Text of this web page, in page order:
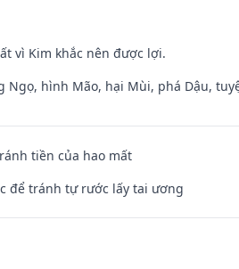
vì Kim khắc nên được lợi.
hình Mão, hại Mùi, phá Dậu,
tiền của hao mất
để tránh tự rước lấy tai ương